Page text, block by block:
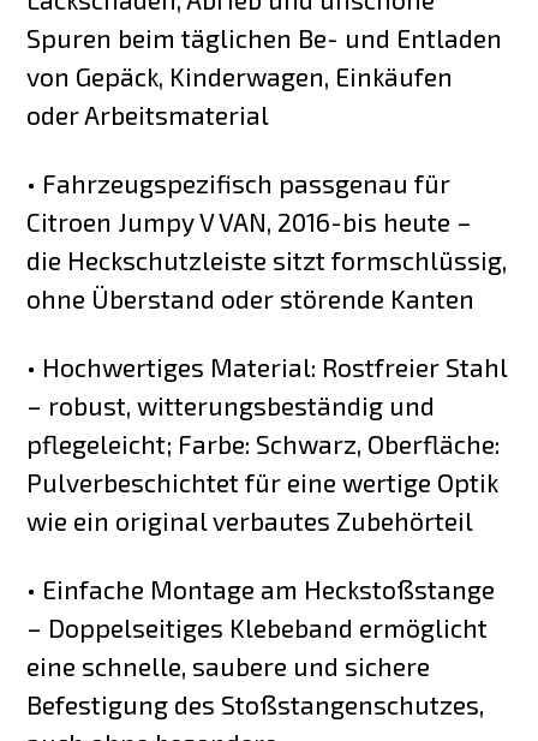
Spuren beim täglichen Be- und Entladen
von Gepäck, Kinderwagen, Einkäufen
oder Arbeitsmaterial
• Fahrzeugspezifisch passgenau für
Citroen Jumpy V VAN, 2016-bis heute –
die Heckschutzleiste sitzt formschlüssig,
ohne Überstand oder störende Kanten
• Hochwertiges Material: Rostfreier Stahl
– robust, witterungsbeständig und
pflegeleicht; Farbe: Schwarz, Oberfläche:
Pulverbeschichtet für eine wertige Optik
wie ein original verbautes Zubehörteil
• Einfache Montage am Heckstoßstange
– Doppelseitiges Klebeband ermöglicht
eine schnelle, saubere und sichere
Befestigung des Stoßstangenschutzes,